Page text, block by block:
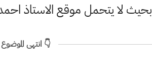
بحيث لا يتحمل موقع الاستاذ
👇 انتهى